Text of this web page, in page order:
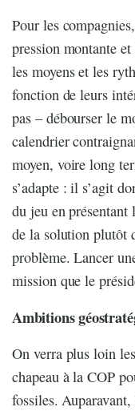
Pour les
pression montante
les moyens et les
fonction de leurs
pas – débourser le
calendrier
moyen, voire long
s’adapte : il s’agit
du jeu en
de la solution plutôt
problème. Lancer
mission que le
Ambitions
On verra plus loin
chapeau à la COP
fossiles.